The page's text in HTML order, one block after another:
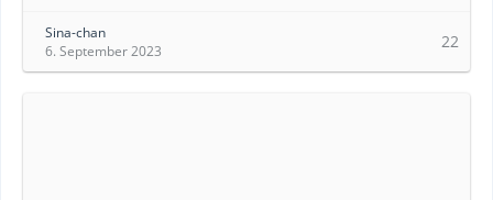
Sina-chan
6. September 2023
22